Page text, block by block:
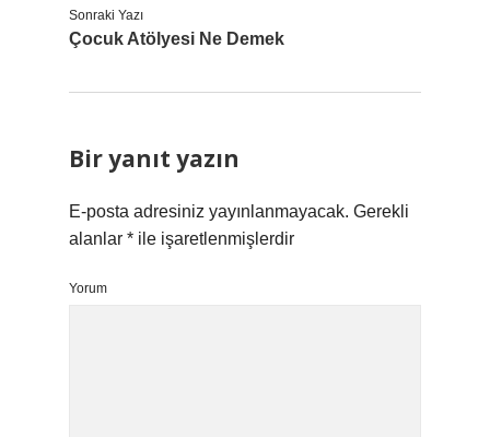
Sonraki Yazı
Çocuk Atölyesi Ne Demek
Bir yanıt yazın
E-posta adresiniz yayınlanmayacak. Gerekli
alanlar * ile işaretlenmişlerdir
Yorum